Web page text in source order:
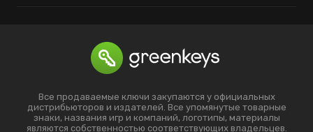
Все продаваемые ключи закупаются у официальных
дистрибьюторов и издателей. Все упомянутые товарные
знаки, названия игр и компаний, логотипы, материалы
являются собственностью соответствующих владельцев.